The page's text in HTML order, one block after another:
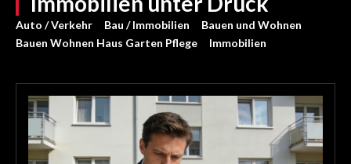
Auto / Verkehr Bau / Immobilien
Bauen und Wohnen
Bauen Wohnen Haus Garten Pflege
Immobilien